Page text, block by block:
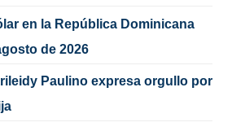
en la República Dominicana
de 2026
Paulino expresa orgullo por